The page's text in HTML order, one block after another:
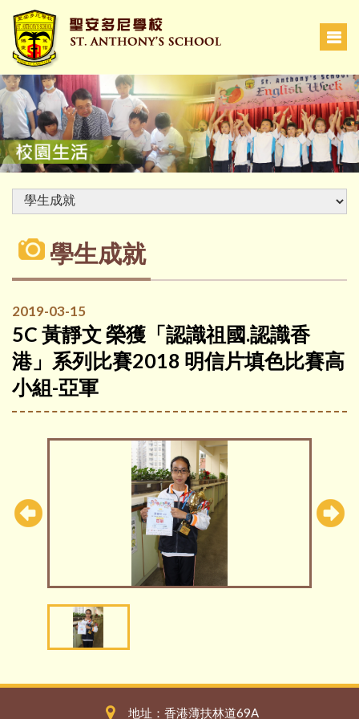
學生成就
2019-03-15
5C 黃靜文 榮獲「認識祖國.認識香
港」系列比賽2018 明信片填色比賽高
小組-亞軍
地址：香港薄扶林道69A